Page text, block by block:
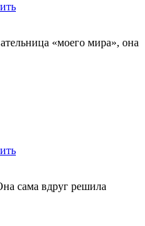
«моего мира», она
сама вдруг решила